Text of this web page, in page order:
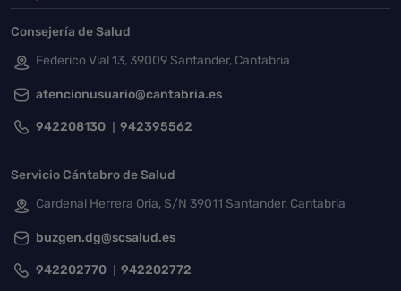
Consejería de Salud
Federico Vial 13, 39009 Santander, Cantabria
atencionusuario@cantabria.es
942208130 942395562
Servicio Cántabro de Salud
Cardenal Herrera Oria, S/N 39011 Santander, Cantabria
buzgen.dg@scsalud.es
942202770 942202772